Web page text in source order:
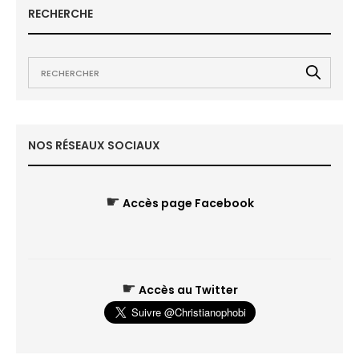
RECHERCHE
NOS RÉSEAUX SOCIAUX
☛ Accès page Facebook
☛ Accès au Twitter